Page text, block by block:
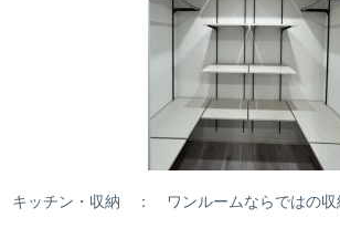
キッチン・収納 ： ワンルームならではの収